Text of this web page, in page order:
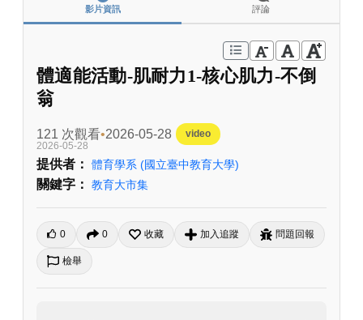
影片資訊 評論
體適能活動-肌耐力1-核心肌力-不倒
翁
121 次觀看 2026-05-28
video
2026-05-28
提供者： 體育學系 (國立臺中教育大學)
關鍵字： 教育大市集
0 0 收藏 加入追蹤 問題回報
檢舉